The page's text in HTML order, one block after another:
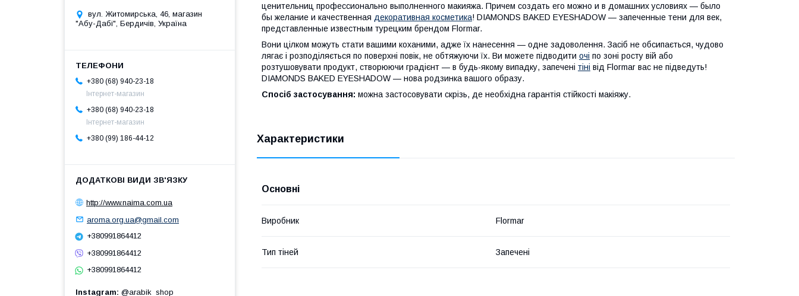
ценительниц профессионально выполненного макияжа. Причем создать его можно и в домашних условиях — было
бы желание и качественная декоративная косметика! DIAMONDS BAKED EYESHADOW — запеченные тени для век,
представленные известным турецким брендом Flormar.
Вони цілком можуть стати вашими коханими, адже їх нанесення — одне задоволення. Засіб не обсипається, чудово
лягає і розподіляється по поверхні повік, не обтяжуючи їх. Ви можете підводити очі по зоні росту вій або
розтушовувати продукт, створюючи градієнт — в будь-якому випадку, запечені тіні від Flormar вас не підведуть!
DIAMONDS BAKED EYESHADOW — нова родзинка вашого образу.
Спосіб застосування: можна застосовувати скрізь, де необхідна гарантія стійкості макіяжу.
Характеристики
Основні
Виробник Flormar
Тип тіней Запечені
вул. Житомирська, 46, магазин
"Абу-Дабі", Бердичів, Україна
+380 (68) 940-23-18
Інтернет-магазин
+380 (68) 940-23-18
Інтернет-магазин
+380 (99) 186-44-12
http://www.naima.com.ua
aroma.org.ua@gmail.com
+380991864412
+380991864412
+380991864412
Instagram @arabik_shop